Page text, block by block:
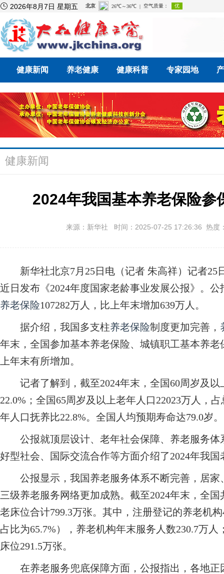
 2026年8月7日 星期五
健康新闻 养老健康 健康科普 专家园地
健康新闻
2024年我国基本养老保险参
来源：新华社 时间：2025-07-25 17:26:36 热度
新华社北京7月25日电（记者 朱高祥）记者25
近日发布《2024年度国家老龄事业发展公报》。
养老保险107282万人，比上年末增加639万人。
据介绍，我国多支柱养老保险制度更加完善，
年末，全国参加基本养老保险、城镇职工基本养
上年末有所增加。
记者了解到，截至2024年末，全国60周岁及以
22.0%；全国65周岁及以上老年人口22023万人，
年人口抚养比22.8%。全国人均预期寿命达79.0岁。
公报就顶层设计、老年社会保障、养老服务体
好型社会、国际交流合作等方面介绍了2024年我
公报显示，我国养老服务体系不断完善，居家
三级养老服务网络更加成熟。截至2024年末，全
老床位合计799.3万张。其中，注册登记的养老机
占比为65.7%），养老机构年末服务人数230.7万
床位291.5万张。
在养老服务兜底保障方面，公报指出，各地正